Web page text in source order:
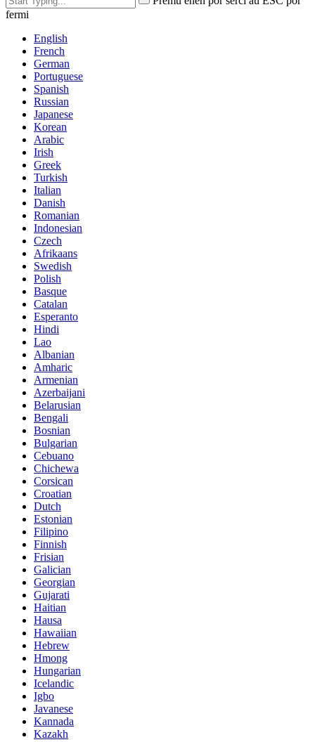
fermi
English
French
German
Portuguese
Spanish
Russian
Japanese
Korean
Arabic
Irish
Greek
Turkish
Italian
Danish
Romanian
Indonesian
Czech
Afrikaans
Swedish
Polish
Basque
Catalan
Esperanto
Hindi
Lao
Albanian
Amharic
Armenian
Azerbaijani
Belarusian
Bengali
Bosnian
Bulgarian
Cebuano
Chichewa
Corsican
Croatian
Dutch
Estonian
Filipino
Finnish
Frisian
Galician
Georgian
Gujarati
Haitian
Hausa
Hawaiian
Hebrew
Hmong
Hungarian
Icelandic
Igbo
Javanese
Kannada
Kazakh